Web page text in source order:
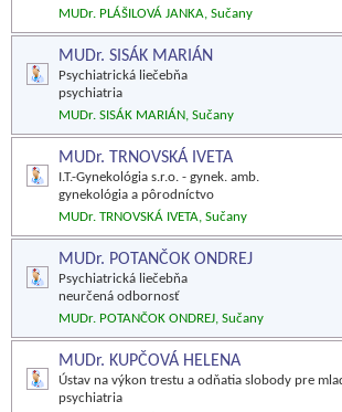
MUDr. PLÁŠILOVÁ JANKA, Sučany
MUDr. SISÁK MARIÁN
Psychiatrická liečebňa
psychiatria
MUDr. SISÁK MARIÁN, Sučany
MUDr. TRNOVSKÁ IVETA
I.T.-Gynekológia s.r.o. - gynek. amb.
gynekológia a pôrodníctvo
MUDr. TRNOVSKÁ IVETA, Sučany
MUDr. POTANČOK ONDREJ
Psychiatrická liečebňa
neurčená odbornosť
MUDr. POTANČOK ONDREJ, Sučany
MUDr. KUPČOVÁ HELENA
Ústav na výkon trestu a odňatia slobody pre
psychiatria